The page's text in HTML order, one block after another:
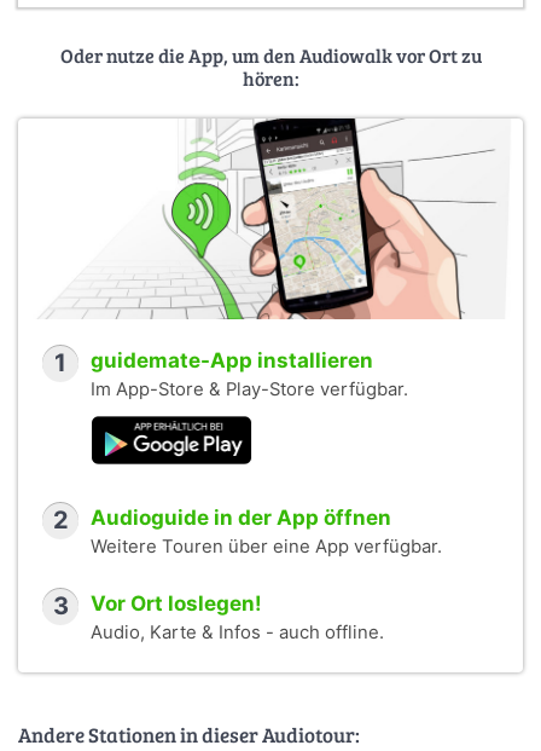
Oder nutze die App, um den Audiowalk vor Ort zu
hören:
1 guidemate-App installieren
Im App-Store & Play-Store verfügbar.
2 Audioguide in der App öffnen
Weitere Touren über eine App verfügbar.
3 Vor Ort loslegen!
Audio, Karte & Infos - auch offline.
Andere Stationen in dieser Audiotour: